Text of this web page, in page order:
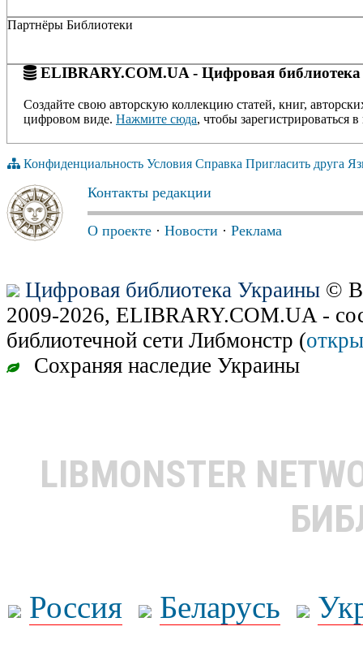
Партнёры Библиотеки
ELIBRARY.COM.UA - Цифровая библиотека
Создайте свою авторскую коллекцию статей, книг,
цифровом виде. Нажмите сюда, чтобы зарегистрироваться в
Конфиденциальность Условия Справка Пригласить друга
Контакты редакции
О проекте · Новости · Реклама
Цифровая библиотека Украины ©
2009-2026, ELIBRARY.COM.UA -
библиотечной сети Либмонстр (
Сохраняя наследие Украины
LIBMONSTER
Россия Беларусь